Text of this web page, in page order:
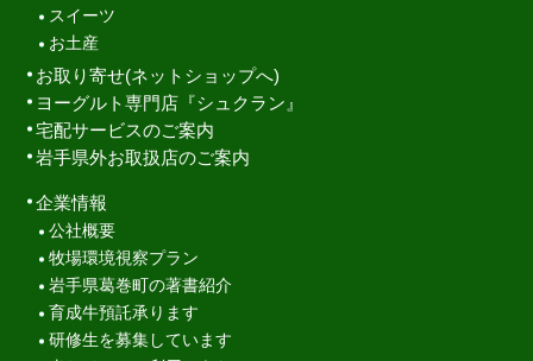
スイーツ
お土産
お取り寄せ(ネットショップへ)
ヨーグルト専門店『シュクラン』
宅配サービスのご案内
岩手県外お取扱店のご案内
企業情報
公社概要
牧場環境視察プラン
岩手県葛巻町の著書紹介
育成牛預託承ります
研修生を募集しています